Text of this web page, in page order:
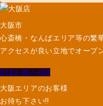
大阪市
心斎橋・なんばエリア等の繁
アクセスが良い立地でオープ
0120-907-433
大阪エリアのお客様
お待ち下さい!!